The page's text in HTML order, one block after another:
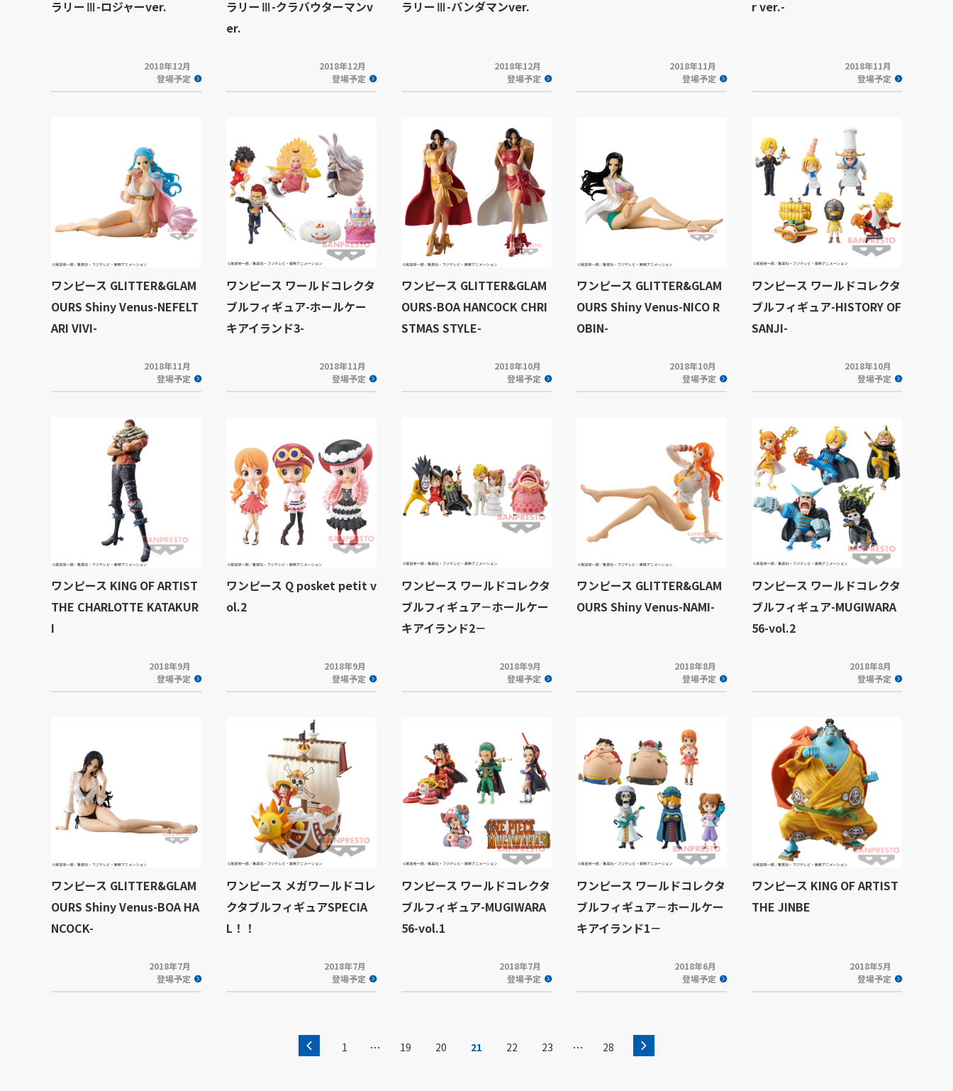
ラリーⅢ-ロジャーver.
2018年12月
登場予定
ラリーⅢ-クラバウターマンv
er.
2018年12月
登場予定
ラリーⅢ-パンダマンver.
2018年12月
登場予定
2018年11月
登場予定
r ver.-
2018年11月
登場予定
ワンピース GLITTER&GLAM
OURS Shiny Venus-NEFELT
ARI VIVI-
2018年11月
登場予定
ワンピース ワールドコレクタ
ブルフィギュア-ホールケー
キアイランド3-
2018年11月
登場予定
ワンピース GLITTER&GLAM
OURS-BOA HANCOCK CHRI
STMAS STYLE-
2018年10月
登場予定
ワンピース GLITTER&GLAM
OURS Shiny Venus-NICO R
OBIN-
2018年10月
登場予定
ワンピース ワールドコレクタ
ブルフィギュア-HISTORY OF
SANJI-
2018年10月
登場予定
ワンピース KING OF ARTIST
THE CHARLOTTE KATAKUR
I
2018年9月
登場予定
ワンピース Q posket petit v
ol.2
2018年9月
登場予定
ワンピース ワールドコレクタ
ブルフィギュア－ホールケー
キアイランド2－
2018年9月
登場予定
ワンピース GLITTER&GLAM
OURS Shiny Venus-NAMI-
2018年8月
登場予定
ワンピース ワールドコレクタ
ブルフィギュア-MUGIWARA
56-vol.2
2018年8月
登場予定
ワンピース GLITTER&GLAM
OURS Shiny Venus-BOA HA
NCOCK-
2018年7月
登場予定
ワンピース メガワールドコレ
クタブルフィギュアSPECIA
L！！
2018年7月
登場予定
ワンピース ワールドコレクタ
ブルフィギュア-MUGIWARA
56-vol.1
2018年7月
登場予定
ワンピース ワールドコレクタ
ブルフィギュア－ホールケー
キアイランド1－
2018年6月
登場予定
ワンピース KING OF ARTIST
THE JINBE
2018年5月
登場予定
1 … 19 20 21 22 23 … 28